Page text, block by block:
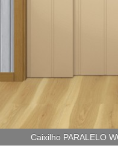
Caixilho PARALELO